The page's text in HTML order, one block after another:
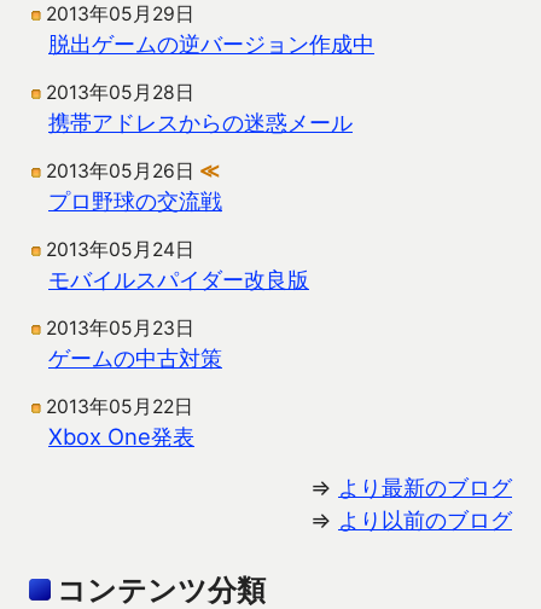
2013年05月29日
脱出ゲームの逆バージョン作成中
2013年05月28日
携帯アドレスからの迷惑メール
2013年05月26日 ≪
プロ野球の交流戦
2013年05月24日
モバイルスパイダー改良版
2013年05月23日
ゲームの中古対策
2013年05月22日
Xbox One発表
⇒ より最新のブログ
⇒ より以前のブログ
コンテンツ分類